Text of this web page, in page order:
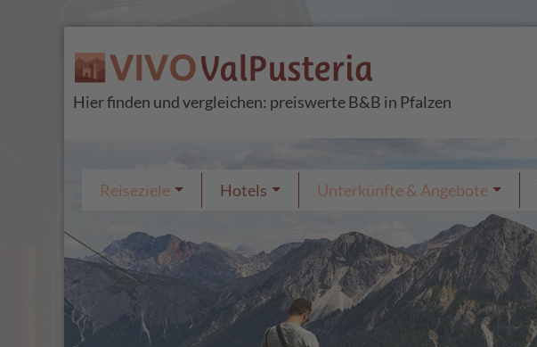
Hier finden und vergleichen: preiswerte B&B in Pfalzen
Reiseziele Hotels Unterkünfte & Angebote